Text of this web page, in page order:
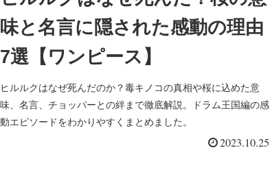
味と名言に隠された感動の理由
7選【ワンピース】
ヒルルクはなぜ死んだのか？毒キノコの真相や桜に込めた意
味、名言、チョッパーとの絆まで徹底解説。ドラム王国編の感
動エピソードをわかりやすくまとめました。
2023.10.25